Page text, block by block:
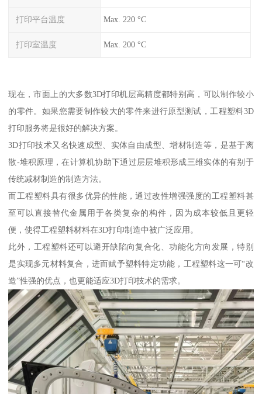
打印平台温度 Max. 220 °C
打印室温度 Max. 200 °C
现在，市面上的大多数3D打印机层高精度都特别高，可以制作较小
的零件。如果您需要制作较大的零件来进行原型测试，工程塑料3D
打印服务将是很好的解决方案。
3D打印技术又名快速成型、实体自由成型、增材制造等，是基于离
散-堆积原理，在计算机协助下通过层层堆积形成三维实体的有别于
传统减材制造的制造方法。
而工程塑料具有很多优异的性能，通过改性增强强度的工程塑料甚
至可以直接替代金属用于各类复杂的构件，因为成本较低且更轻
便，使得工程塑料材料在3D打印制造中被广泛应用。
此外，工程塑料还可以避开缺陷向复合化、功能化方向发展，特别
是实现多元材料复合，进而赋予塑料特定功能，工程塑料这一可“改
造”性强的优点，也更能适应3D打印技术的需求。